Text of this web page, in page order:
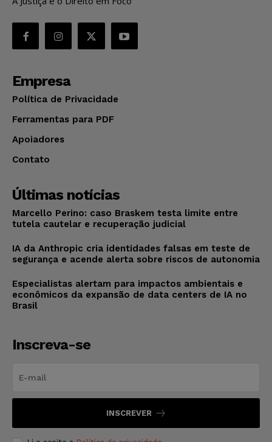
Empresa
Política de Privacidade
Ferramentas para PDF
Apoiadores
Contato
Últimas notícias
Marcello Perino: caso Braskem testa limite entre
tutela cautelar e recuperação judicial
IA da Anthropic cria identidades falsas em teste de
segurança e acende alerta sobre riscos de autonomia
Especialistas alertam para impactos ambientais e
econômicos da expansão de data centers de IA no
Brasil
Inscreva-se
INSCREVER